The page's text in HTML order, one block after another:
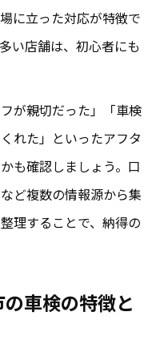
に立った対応が特徴で
い店舗は、初心者にも
が親切だった」「車検
れた」といったアフタ
も確認しましょう。口
ど複数の情報源から集
理することで、納得の
車検の特徴と